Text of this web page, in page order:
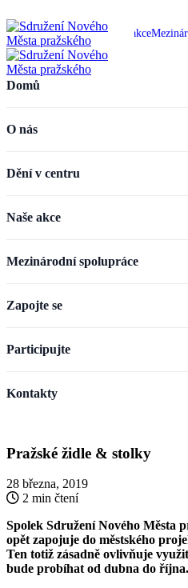
O násDění v centruNaše akce
Domů
O nás
Dění v centru
Naše akce
Mezinárodní spolupráce
Zapojte se
Participujte
Kontakty
Pražské židle & stolky
28 března, 2019
2 min čtení
Spolek Sdružení Nového Města
opět zapojuje do městského
Ten totiž zásadně ovlivňuje
bude probíhat od dubna do října.